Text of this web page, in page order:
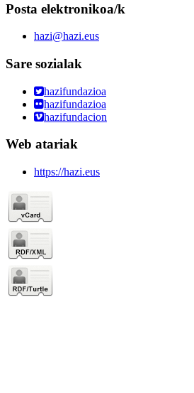
Posta elektronikoa/k
hazi@hazi.eus
Sare sozialak
hazifundazioa
hazifundazioa
hazifundacion
Web atariak
https://hazi.eus